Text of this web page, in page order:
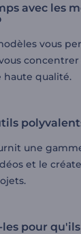
avec les
vous
concentrer
qualité.
une
et le
les pour